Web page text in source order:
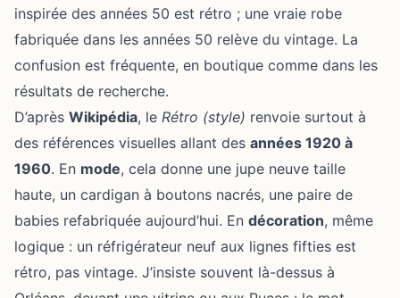
inspirée des années 50 est rétro ; une vraie robe
fabriquée dans les années 50 relève du vintage. La
confusion est fréquente, en boutique comme dans les
résultats de recherche.
D’après Wikipédia, le Rétro (style) renvoie surtout à
des références visuelles allant des années 1920 à
1960. En mode, cela donne une jupe neuve taille
haute, un cardigan à boutons nacrés, une paire de
babies refabriquée aujourd’hui. En décoration, même
logique : un réfrigérateur neuf aux lignes fifties est
rétro, pas vintage. J’insiste souvent là-dessus à